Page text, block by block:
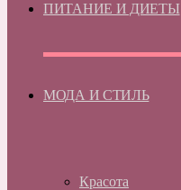
ПИТАНИЕ И ДИЕТЫ
МОДА И СТИЛЬ
Красота